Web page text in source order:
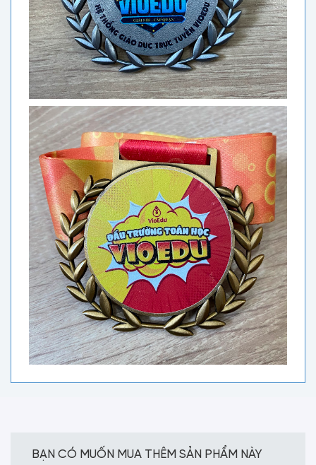
BẠN CÓ MUỐN MUA THÊM SẢN PHẨM NÀY